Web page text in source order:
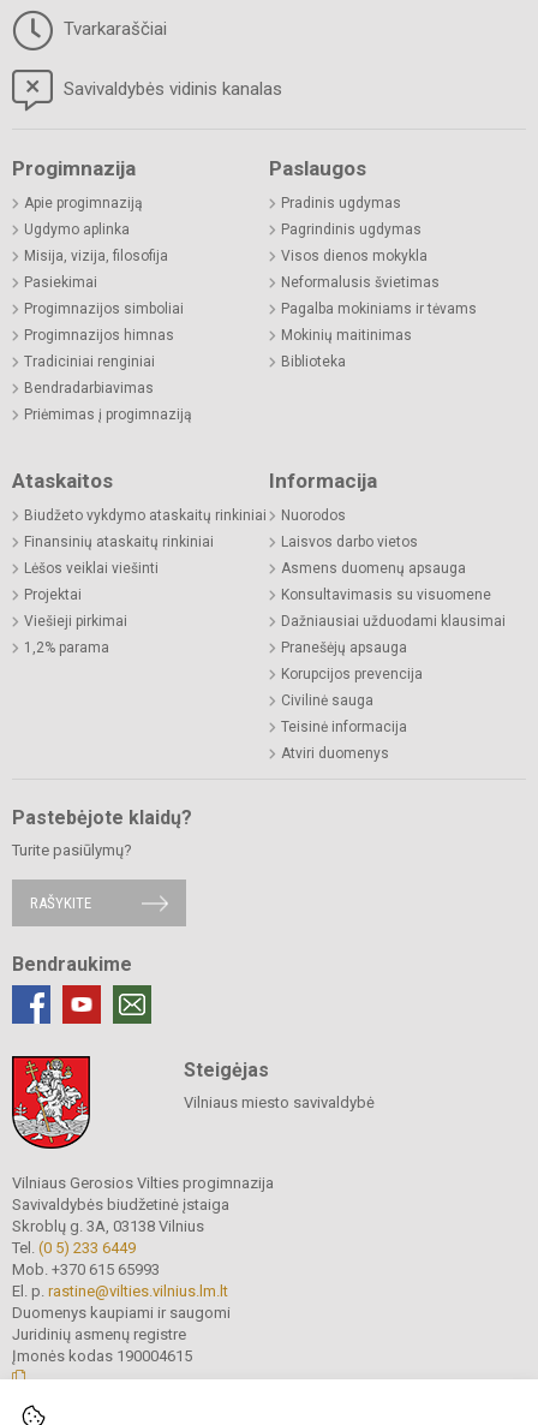
Tvarkaraščiai
Savivaldybės vidinis kanalas
Progimnazija
Apie progimnaziją
Ugdymo aplinka
Misija, vizija, filosofija
Pasiekimai
Progimnazijos simboliai
Progimnazijos himnas
Tradiciniai renginiai
Bendradarbiavimas
Priėmimas į progimnaziją
Paslaugos
Pradinis ugdymas
Pagrindinis ugdymas
Visos dienos mokykla
Neformalusis švietimas
Pagalba mokiniams ir tėvams
Mokinių maitinimas
Biblioteka
Ataskaitos
Biudžeto vykdymo ataskaitų rinkiniai
Finansinių ataskaitų rinkiniai
Lėšos veiklai viešinti
Projektai
Viešieji pirkimai
1,2% parama
Informacija
Nuorodos
Laisvos darbo vietos
Asmens duomenų apsauga
Konsultavimasis su visuomene
Dažniausiai užduodami klausimai
Pranešėjų apsauga
Korupcijos prevencija
Civilinė sauga
Teisinė informacija
Atviri duomenys
Pastebėjote klaidų?
Turite pasiūlymų?
RAŠYKITE
Bendraukime
Steigėjas
Vilniaus miesto savivaldybė
Vilniaus Gerosios Vilties progimnazija
Savivaldybės biudžetinė įstaiga
Skroblų g. 3A, 03138 Vilnius
Tel. (0 5) 233 6449
Mob. +370 615 65993
El. p. rastine@vilties.vilnius.lm.lt
Duomenys kaupiami ir saugomi
Juridinių asmenų registre
Įmonės kodas 190004615